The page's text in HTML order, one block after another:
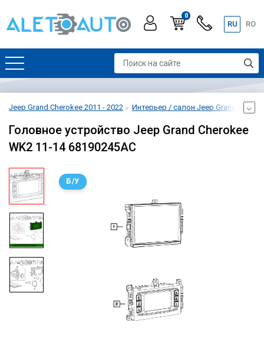
0
RU RO
Jeep Grand Cherokee 2011 - 2022 Интерьер / салон Jeep Grand
Головное устройство Jeep Grand Cherokee
WK2 11-14 68190245AC
Б/У